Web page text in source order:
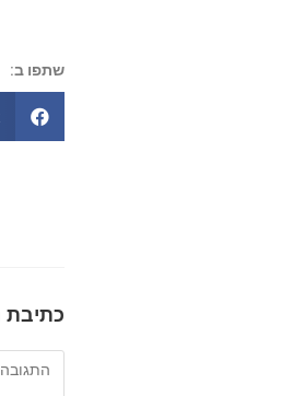
שתפו ב:
כתיבת